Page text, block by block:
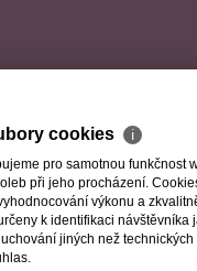
cookies ℹ
pro samotnou funkčnost
při jeho procházení.
výkonu a
k identifikaci návštěvníka
jiných než